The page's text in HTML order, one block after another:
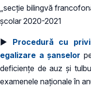
„secție bilingvă
școlar 2020-2021
► Procedură cu
egalizare a șanselor
deficiențe de auz și
examenele naționale în